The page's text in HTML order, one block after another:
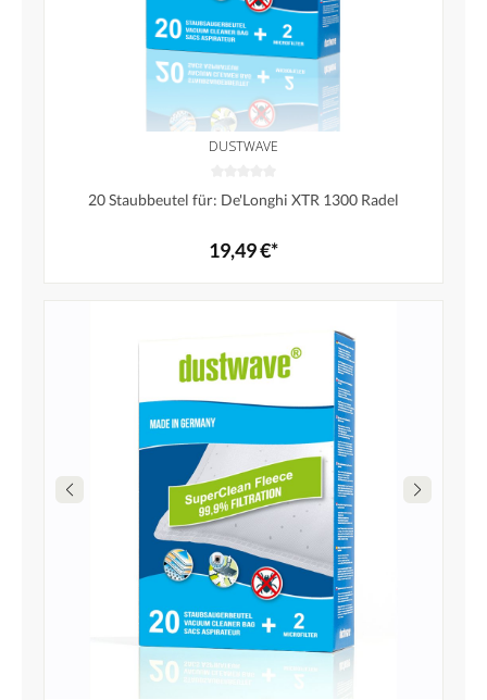
DUSTWAVE
20 Staubbeutel für: De'Longhi XTR 1300 Radel
19,49 €*